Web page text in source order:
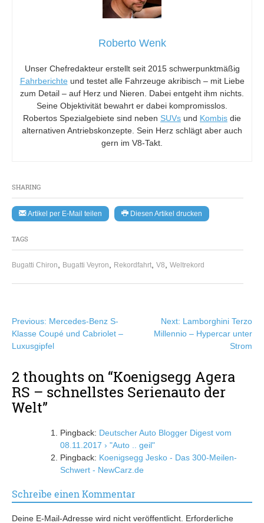
SHARING
Artikel per E-Mail teilen Diesen Artikel drucken
TAGS
Bugatti Chiron, Bugatti Veyron, Rekordfahrt, V8, Weltrekord
Roberto Wenk
Unser Chefredakteur erstellt seit 2015 schwerpunktmäßig
Fahrberichte und testet alle Fahrzeuge akribisch – mit Liebe
zum Detail – auf Herz und Nieren. Dabei entgeht ihm nichts.
Seine Objektivität bewahrt er dabei kompromisslos.
Robertos Spezialgebiete sind neben SUVs und Kombis die
alternativen Antriebskonzepte. Sein Herz schlägt aber auch
gern im V8-Takt.
Beitragsnavigation
Previous: Mercedes-Benz S-
Klasse Coupé und Cabriolet –
Luxusgipfel
Next: Lamborghini Terzo
Millennio – Hypercar unter
Strom
2 thoughts on “Koenigsegg Agera
RS – schnellstes Serienauto der
Welt”
Pingback: Deutscher Auto Blogger Digest vom
08.11.2017 › "Auto .. geil"
Pingback: Koenigsegg Jesko - Das 300-Meilen-
Schwert - NewCarz.de
Schreibe einen Kommentar
Deine E-Mail-Adresse wird nicht veröffentlicht. Erforderliche